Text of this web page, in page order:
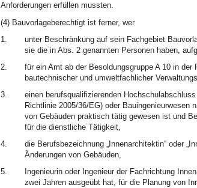
Anforderungen erfüllen mussten.
(4) Bauvorlageberechtigt ist ferner, wer
1.
unter Beschränkung auf sein Fachgebiet
sie die in Abs. 2 genannten Personen haben,
2.
für ein Amt ab der Besoldungsgruppe A 10 in
bautechnischer und umweltfachlicher
3.
einen berufsqualifizierenden
Richtlinie 2005/36/EG) oder
von Gebäuden praktisch tätig gewesen ist und
für die dienstliche Tätigkeit,
4.
die Berufsbezeichnung „Innenarchitektin“ oder
Änderungen von Gebäuden,
5.
Ingenieurin oder Ingenieur der Fachrichtung
zwei Jahren ausgeübt hat, für die Planung von